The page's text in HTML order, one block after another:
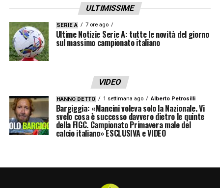
ULTIMISSIME
SERIE A 7 ore ago
Ultime Notizie Serie A: tutte le novità del giorno
sul massimo campionato italiano
VIDEO
HANNO DETTO 1 settimana ago Alberto Petrosilli
Bargiggia: «Mancini voleva solo la Nazionale. Vi
svelo cosa è successo davvero dietro le quinte
della FIGC. Campionato Primavera male del
calcio italiano» ESCLUSIVA e VIDEO